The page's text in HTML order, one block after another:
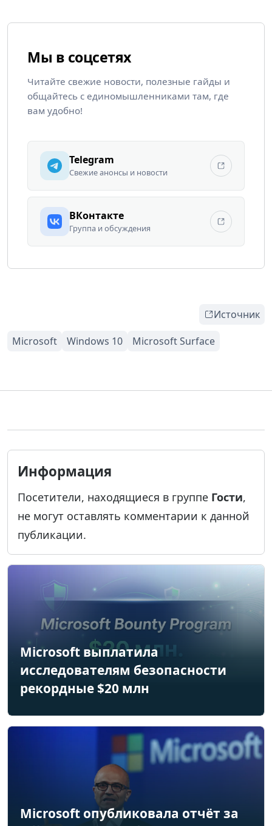
Мы в соцсетях
Читайте свежие новости, полезные гайды и
общайтесь с единомышленниками там, где
вам удобно!
Telegram
Свежие анонсы и новости
ВКонтакте
Группа и обсуждения
Источник
Информация
Посетители, находящиеся в группе Гости,
не могут оставлять комментарии к данной
публикации.
Microsoft выплатила
исследователям безопасности
рекордные $20 млн
Microsoft опубликовала отчёт за